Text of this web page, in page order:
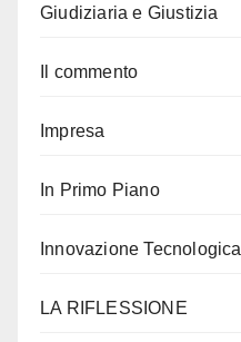
Giudiziaria e Giustizia
Il commento
Impresa
In Primo Piano
Innovazione Tecnologica
LA RIFLESSIONE